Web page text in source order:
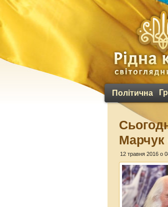
Політична
Марчук
12 травня 2016 о